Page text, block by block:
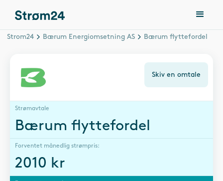
Strom24 Bærum Energiomsetning AS Bærum flyttefordel
Skiv en omtale
Strømavtale
Bærum flyttefordel
Forventet månedlig strømpris:
2010 kr